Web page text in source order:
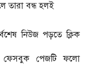
তারা বন্ধ হলই
নিউজ পড়তে ক্লিক
ফেসবুক পেজটি ফলো